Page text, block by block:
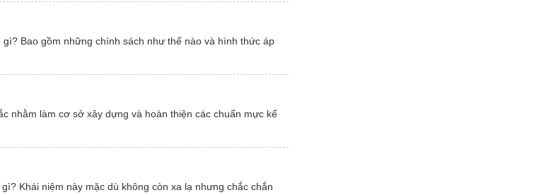
Bao gồm những chính sách như thế nào và hình thức áp
nhằm làm cơ sở xây dựng và hoàn thiện các chuẩn mực kế
Khái niệm này mặc dù không còn xa lạ nhưng chắc chắn